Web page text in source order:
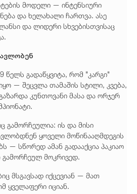
მოდელი — ინტენსიური
და ხელახალი ჩართვა. ასე
და ლიდერი სხვებისთვისაც
წელს გადაწყვიტა, რომ "კარგი"
— შეცვლა თამაშის სტილი, კვება,
კუნთოვანი მასა და ორჯერ
გამორჩეულია: ის და მისი
ყოველი მოწინააღმდეგის
— სწორედ ამან გადააქცია პაკიაო
მოკრივედ.
მსგავსად იქცევიან — მათ
ყველაფერი იციან.